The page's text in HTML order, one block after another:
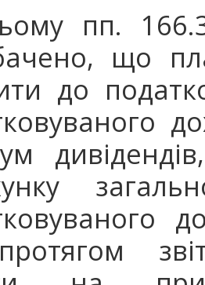
пп.
що
до